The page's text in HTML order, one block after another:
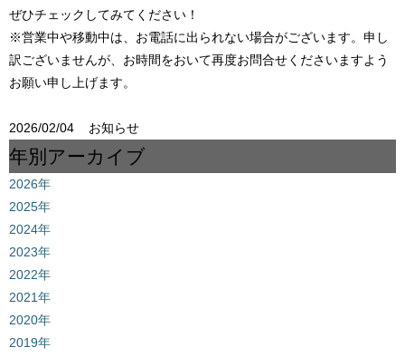
ぜひチェックしてみてください！
※営業中や移動中は、お電話に出られない場合がございます。申し
訳ございませんが、お時間をおいて再度お問合せくださいますよう
お願い申し上げます。
2026/02/04 お知らせ
年別アーカイブ
2026年
2025年
2024年
2023年
2022年
2021年
2020年
2019年